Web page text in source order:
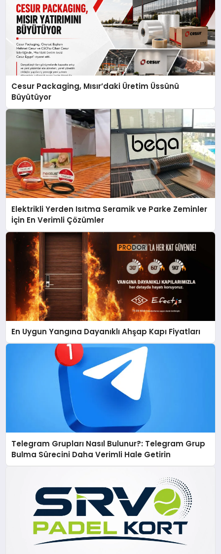
Cesur Packaging, Mısır’daki Üretim Üssünü
Büyütüyor
Elektrikli Yerden Isıtma Seramik ve Parke Zeminler
İçin En Verimli Çözümler
En Uygun Yangına Dayanıklı Ahşap Kapı Fiyatları
Telegram Grupları Nasıl Bulunur?: Telegram Grup
Bulma Sürecini Daha Verimli Hale Getirin